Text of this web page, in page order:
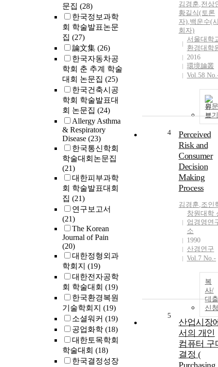
문집 (28)
한국정보과학
회 학술발표논문
집 (27)
論文集 (26)
한국자동차공
학회 춘 추계 학술
대회 논문집 (25)
한국건축시공
학회 학술발표대
회 논문집 (24)
Allergy Asthma
& Respiratory
Disease (23)
한국통신학회
학술대회논문집
(21)
대한피부과학
회 학술발표대회
집 (21)
연구보고서
(21)
The Korean
Journal of Pain
(20)
대한정형외과
학회지 (19)
대한전자공학
회 학술대회 (19)
한국환경복원
기술학회지 (19)
소셜워커 (19)
공업화학 (18)
대한토목학회
학술대회 (18)
한국결정성장
김경훈,전상
황길식(토론
자),백운수(
회자)
서울대학
환경대학
2016
環境論叢
Vol.58
원문
보기
4
Perceived
Risk and
Consumer
Decision
Making
Process
김경훈,조인
창원대학
업경영연
소
1990
산경연구
Vol.7 No.-
복
사/
대출
신청
5
산업시장
서의 개인
컴퓨터 구
결정 (